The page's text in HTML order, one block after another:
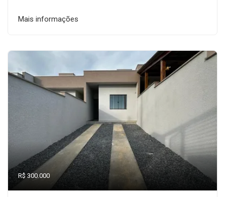
Mais informações
R$ 300.000